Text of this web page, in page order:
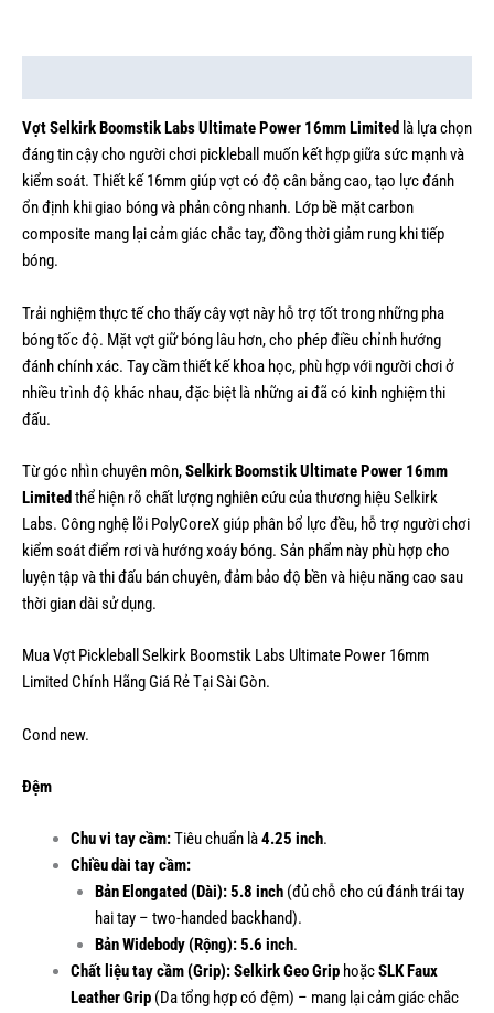
Vợt Selkirk Boomstik Labs Ultimate Power 16mm Limited là lựa chọn
đáng tin cậy cho người chơi pickleball muốn kết hợp giữa sức mạnh và
kiểm soát. Thiết kế 16mm giúp vợt có độ cân bằng cao, tạo lực đánh
ổn định khi giao bóng và phản công nhanh. Lớp bề mặt carbon
composite mang lại cảm giác chắc tay, đồng thời giảm rung khi tiếp
bóng.
Trải nghiệm thực tế cho thấy cây vợt này hỗ trợ tốt trong những pha
bóng tốc độ. Mặt vợt giữ bóng lâu hơn, cho phép điều chỉnh hướng
đánh chính xác. Tay cầm thiết kế khoa học, phù hợp với người chơi ở
nhiều trình độ khác nhau, đặc biệt là những ai đã có kinh nghiệm thi
đấu.
Từ góc nhìn chuyên môn,Selkirk Boomstik Ultimate Power 16mm
Limited thể hiện rõ chất lượng nghiên cứu của thương hiệu Selkirk
Labs. Công nghệ lõi PolyCoreX giúp phân bổ lực đều, hỗ trợ người chơi
kiểm soát điểm rơi và hướng xoáy bóng. Sản phẩm này phù hợp cho
luyện tập và thi đấu bán chuyên, đảm bảo độ bền và hiệu năng cao sau
thời gian dài sử dụng.
Mua Vợt Pickleball Selkirk Boomstik Labs Ultimate Power 16mm
Limited Chính Hãng Giá Rẻ Tại Sài Gòn.
Cond new.
Đệm
Chu vi tay cầm:Tiêu chuẩn là4.25 inch.
Chiều dài tay cầm:
Bản Elongated (Dài):5.8 inch(đủ chỗ cho cú đánh trái tay
hai tay – two-handed backhand).
Bản Widebody (Rộng):5.6 inch.
Chất liệu tay cầm (Grip):Selkirk Geo GriphoặcSLK Faux
Leather Grip(Da tổng hợp có đệm) – mang lại cảm giác chắc